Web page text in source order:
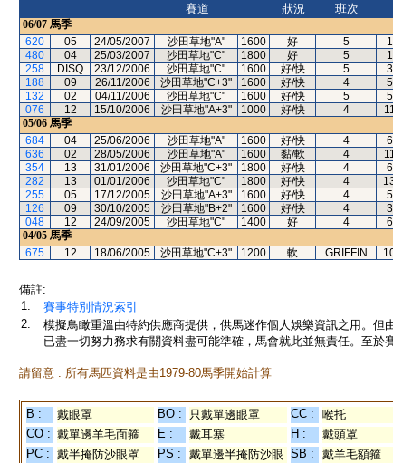
賽道
狀況
班次
06/07 馬季
620
05 24/05/2007 沙田草地"A" 1600 好 5 1
480
04 25/03/2007 沙田草地"C" 1800 好 5 1
258
DISQ 23/12/2006 沙田草地"C" 1600 好/快 5 3
188
09 26/11/2006 沙田草地"C+3" 1600 好/快 4 5
132
02 04/11/2006 沙田草地"C" 1600 好/快 5 5
076
12 15/10/2006 沙田草地"A+3" 1000 好/快 4
05/06 馬季
684
04 25/06/2006 沙田草地"A" 1600 好/快 4 6
636
02 28/05/2006 沙田草地"A" 1600 黏/軟 4
354
13 31/01/2006 沙田草地"C+3" 1800 好/快 4 6
282
13 01/01/2006 沙田草地"C" 1800 好/快 4
255
05 17/12/2005 沙田草地"A+3" 1600 好/快 4 5
126
09 30/10/2005 沙田草地"B+2" 1600 好/快 4 3
048
12 24/09/2005 沙田草地"C" 1400 好 4 6
04/05 馬季
675
12 18/06/2005 沙田草地"C+3" 1200 軟 GRIFFIN
備註:
1.
賽事特別情況索引
2.
模擬鳥瞰重溫由特約供應商提供，供馬迷作個人娛樂資訊之用。
已盡一切努力務求有關資料盡可能準確，馬會就此並無責任。至於
請留意 : 所有馬匹資料是由1979-80馬季開始計算
B : 戴眼罩 BO : 只戴單邊眼罩 CC : 喉托
CO : 戴單邊羊毛面箍 E : 戴耳塞 H : 戴頭罩
PC : 戴半掩防沙眼罩 PS :
戴單邊半掩防沙眼 SB : 戴羊毛額箍